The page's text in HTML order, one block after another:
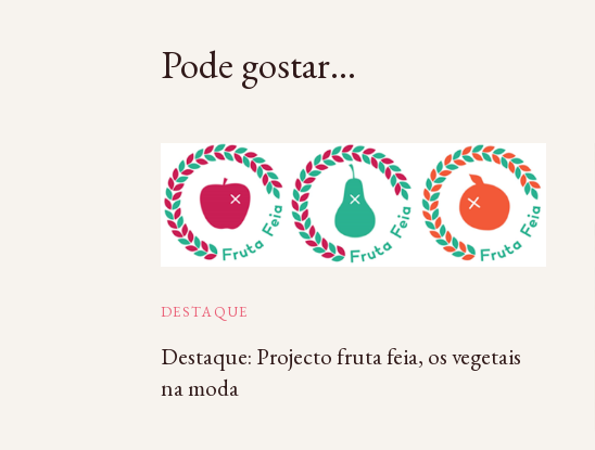
Pode gostar...
DESTAQUE
Destaque: Projecto fruta feia, os vegetais
na moda